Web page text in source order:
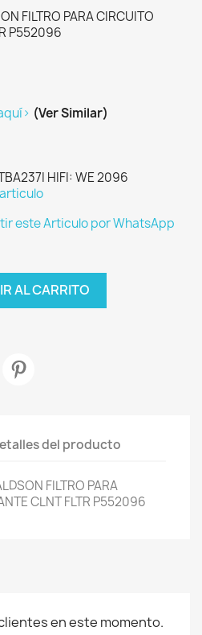
FILTRO PARA CIRCUITO
P552096
(Ver Similar)
HIFI: WE 2096
este Articulo por WhatsApp
AL CARRITO
del producto
FILTRO PARA
CLNT FLTR P552096
en este momento.